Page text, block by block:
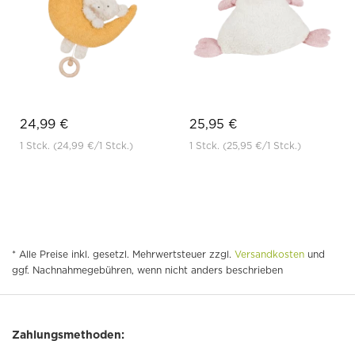
24,99 €
1 Stck. (24,99 €/1 Stck.)
25,95 €
1 Stck. (25,95 €/1 Stck.)
* Alle Preise inkl. gesetzl. Mehrwertsteuer zzgl. Versandkosten und
ggf. Nachnahmegebühren, wenn nicht anders beschrieben
Zahlungsmethoden: